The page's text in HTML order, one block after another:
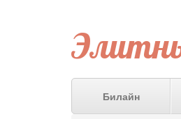
Билайн